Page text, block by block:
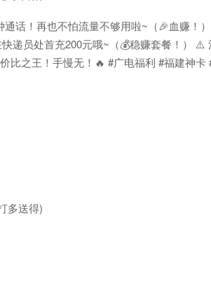
话！再也不怕流量不够用啦~（🎉血赚！
递员处首充200元哦~（💰稳赚套餐！） ⚠️
比之王！手慢无！🔥 #广电福利 #福建神卡
多送得)